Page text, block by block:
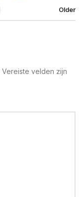
Older
Vereiste velden zijn